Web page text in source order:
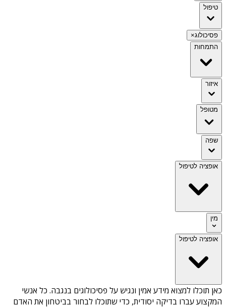
טיפול
פסיכולוג×
התמחות
איזור
מטופל
שפה
אופציה לטיפול
מין
אופציה לטיפול
כאן תוכלו למצוא מידע אמין ונגיש על פסיכולוגים בנגבה. כל אנשי
המקצוע עברו בדיקה יסודית, כדי שתוכלו לבחור בביטחון את האדם